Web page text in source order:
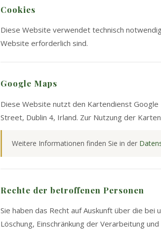
Cookies
Diese Website verwendet technisch
Website erforderlich sind.
Google Maps
Diese Website nutzt den Kartendienst Google
Street, Dublin 4, Irland. Zur Nutzung der
Weitere Informationen finden Sie in der
Rechte der betroffenen Personen
Sie haben das Recht auf Auskunft über die
Löschung, Einschränkung der Verarbeitung